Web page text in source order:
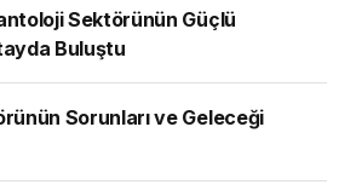
Sektörünün Güçlü
Buluştu
Sorunları ve Geleceği